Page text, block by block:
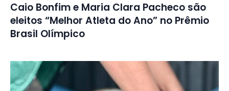
Caio Bonfim e Maria Clara Pacheco são
eleitos “Melhor Atleta do Ano” no Prêmio
Brasil Olímpico